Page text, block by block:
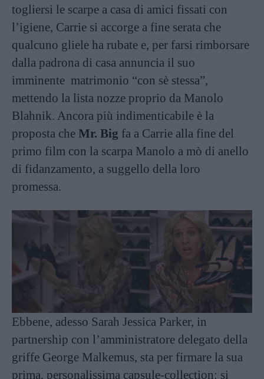
togliersi le scarpe a casa di amici fissati con
l’igiene, Carrie si accorge a fine serata che
qualcuno gliele ha rubate e, per farsi rimborsare
dalla padrona di casa annuncia il suo
imminente matrimonio “con sè stessa”,
mettendo la lista nozze proprio da Manolo
Blahnik. Ancora più indimenticabile è la
proposta che Mr. Big fa a Carrie alla fine del
primo film con la scarpa Manolo a mò di anello
di fidanzamento, a suggello della loro
promessa.
Ebbene, adesso Sarah Jessica Parker, in
partnership con l’amministratore delegato della
griffe George Malkemus, sta per firmare la sua
prima, personalissima capsule-collection: si